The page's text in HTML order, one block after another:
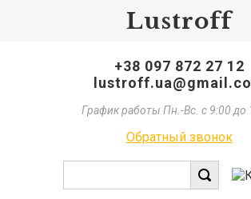
Lustroff
+38 097 872 27 12
График работы Пн.-Вс. с 9:00 до
Обратный звонок